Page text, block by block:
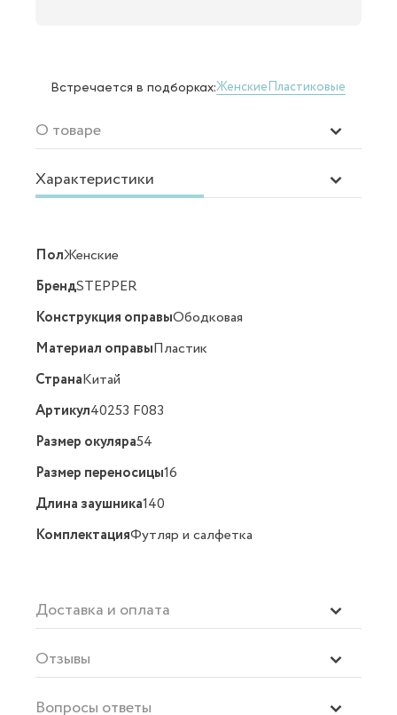
Встречается в подборках:ЖенскиеПластиковые
О товаре
Характеристики
ПолЖенские
БрендSTEPPER
Конструкция оправыОбодковая
Материал оправыПластик
СтранаКитай
Артикул40253 F083
Размер окуляра54
Размер переносицы16
Длина заушника140
КомплектацияФутляр и салфетка
Доставка и оплата
Отзывы
Вопросы ответы